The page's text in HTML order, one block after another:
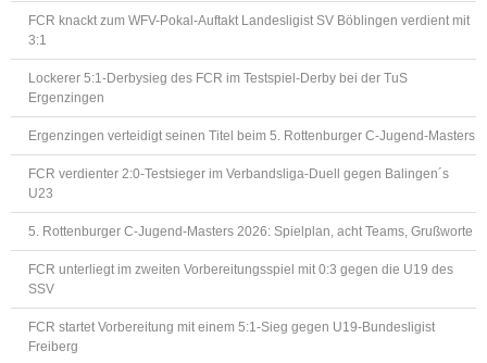
FCR knackt zum WFV-Pokal-Auftakt Landesligist SV Böblingen verdient mit
3:1
Lockerer 5:1-Derbysieg des FCR im Testspiel-Derby bei der TuS
Ergenzingen
Ergenzingen verteidigt seinen Titel beim 5. Rottenburger C-Jugend-Masters
FCR verdienter 2:0-Testsieger im Verbandsliga-Duell gegen Balingen´s
U23
5. Rottenburger C-Jugend-Masters 2026: Spielplan, acht Teams, Grußworte
FCR unterliegt im zweiten Vorbereitungsspiel mit 0:3 gegen die U19 des
SSV
FCR startet Vorbereitung mit einem 5:1-Sieg gegen U19-Bundesligist
Freiberg